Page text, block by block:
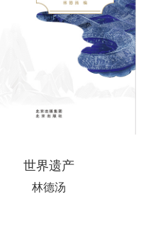
世界遗产
林德汤